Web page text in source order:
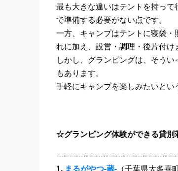
最も大きな違いはテントを持っ
で準備する必要がない点です。
一方、キャンプはテントに寝袋
れに加え、設営・調理・後片付け
しかし、グランピングは、そう
もあります。
手軽にキャンプを楽しみたいと
☆グランピング体験ができる貸
1. まるがやつ-蔵- （千葉県大多喜